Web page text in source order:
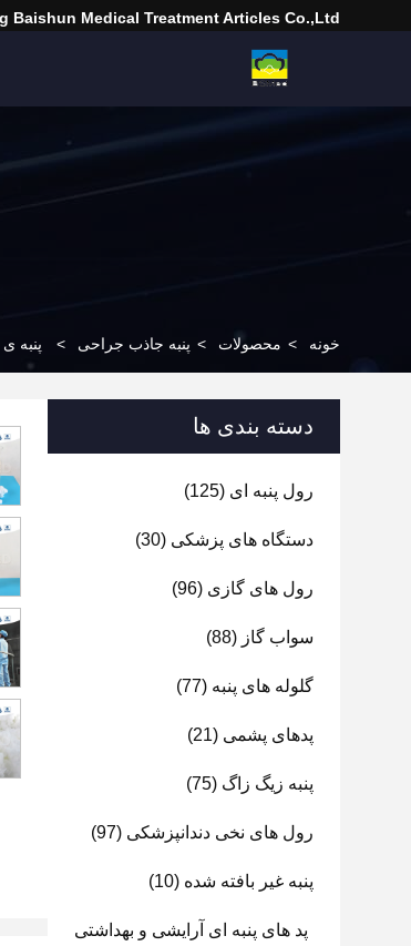
Baishun Medical Treatment Articles Co.,Ltd.
خونه > محصولات > پنبه جاذب جراحی > پنبه
دسته بندی ها
رول پنبه ای (125)
دستگاه های پزشکی (30)
رول های گازی (96)
سواب گاز (88)
گلوله های پنبه (77)
پدهای پشمی (21)
پنبه زیگ زاگ (75)
رول های نخی دندانپزشکی (97)
پنبه غیر بافته شده (10)
پد های پنبه ای آرایشی و بهداشتی